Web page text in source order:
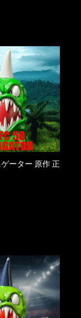
む
ゲーター 原作 正